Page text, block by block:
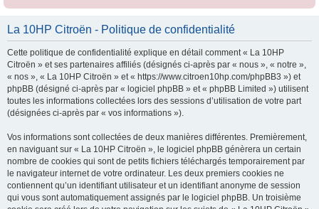
La 10HP Citroën - Politique de confidentialité
Cette politique de confidentialité explique en détail comment « La 10HP
Citroën » et ses partenaires affiliés (désignés ci-après par « nous », « notre »,
« nos », « La 10HP Citroën » et « https://www.citroen10hp.com/phpBB3 ») et
phpBB (désigné ci-après par « logiciel phpBB » et « phpBB Limited ») utilisent
toutes les informations collectées lors des sessions d’utilisation de votre part
(désignées ci-après par « vos informations »).
Vos informations sont collectées de deux manières différentes. Premièrement,
en naviguant sur « La 10HP Citroën », le logiciel phpBB génèrera un certain
nombre de cookies qui sont de petits fichiers téléchargés temporairement par
le navigateur internet de votre ordinateur. Les deux premiers cookies ne
contiennent qu’un identifiant utilisateur et un identifiant anonyme de session
qui vous sont automatiquement assignés par le logiciel phpBB. Un troisième